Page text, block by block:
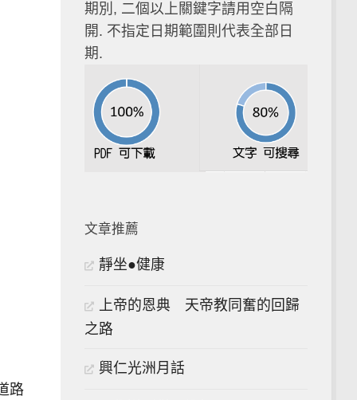
路
期別, 二個以上關鍵字請用空白隔
開. 不指定日期範圍則代表全部日
期.
文章推薦
靜坐●健康
上帝的恩典 天帝教同奮的回歸
之路
興仁光洲月話